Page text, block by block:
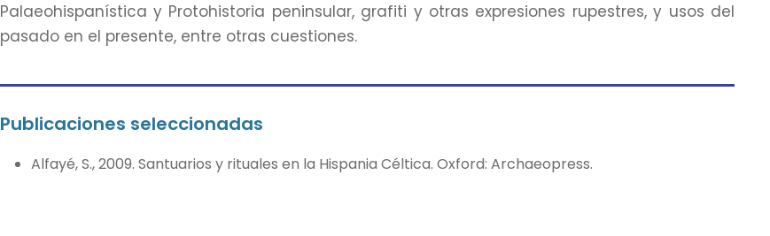
Palaeohispanística y Protohistoria peninsular, grafiti y otras expresiones rupestres, y usos del
pasado en el presente, entre otras cuestiones.
Publicaciones seleccionadas
Alfayé, S., 2009. Santuarios y rituales en la Hispania Céltica. Oxford: Archaeopress.